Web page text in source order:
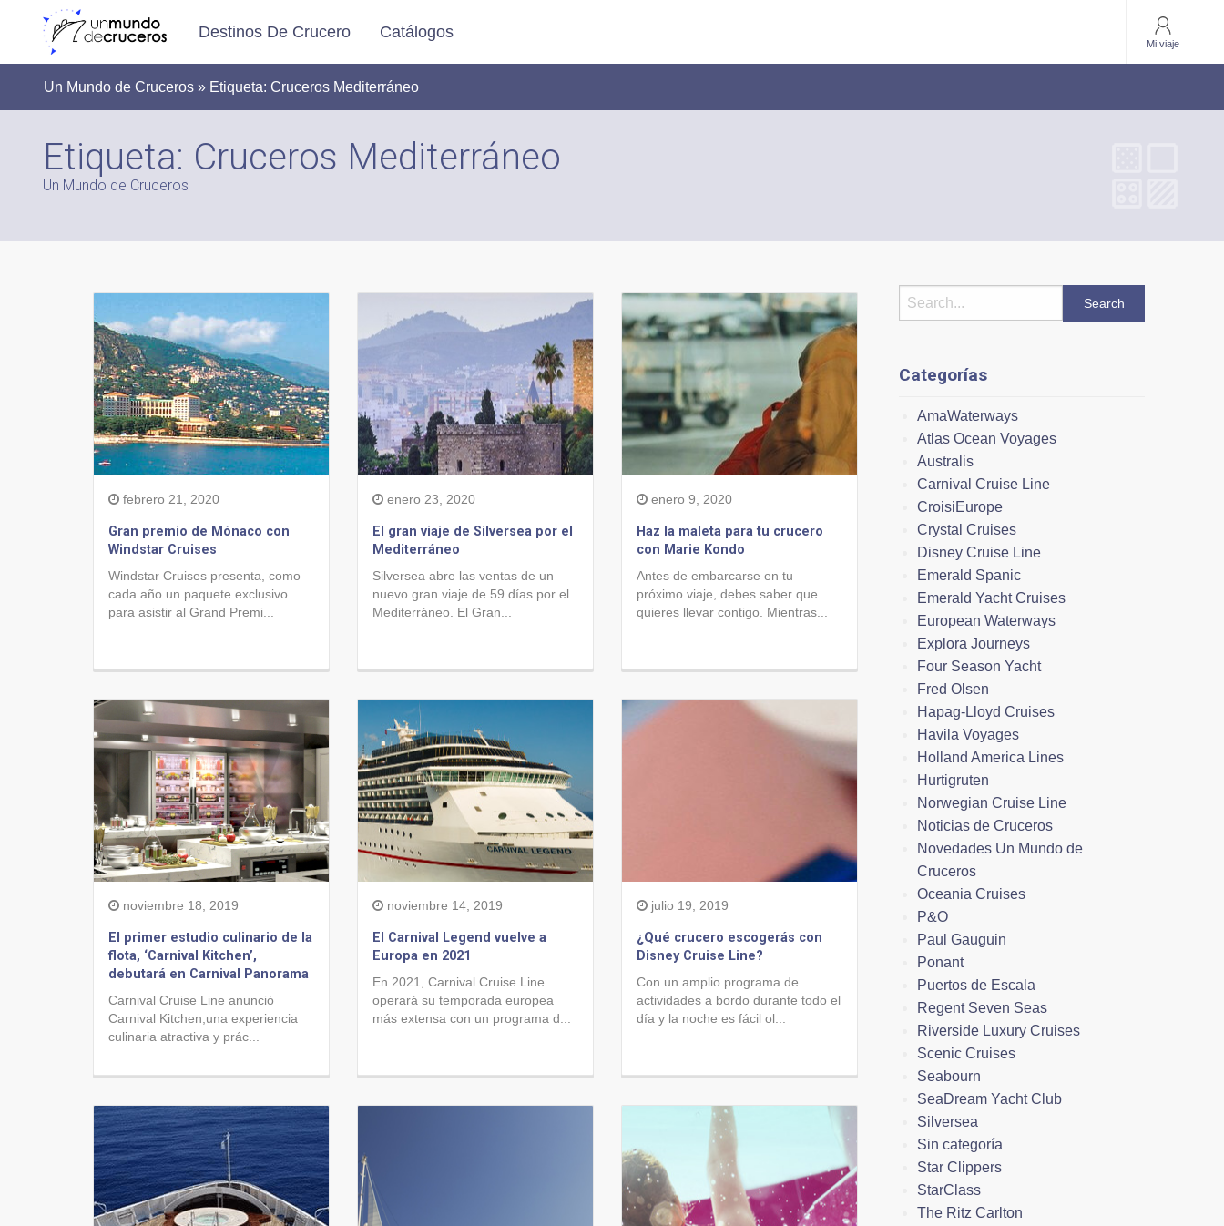
Destinos De Crucero Catálogos
Mi viaje
Un Mundo de Cruceros » Etiqueta: Cruceros Mediterráneo
Etiqueta: Cruceros Mediterráneo
Un Mundo de Cruceros
febrero 21, 2020
Gran premio de Mónaco con
Windstar Cruises
Windstar Cruises presenta, como
cada año un paquete exclusivo
para asistir al Grand Premi...
enero 23, 2020
El gran viaje de Silversea por el
Mediterráneo
Silversea abre las ventas de un
nuevo gran viaje de 59 días por el
Mediterráneo. El Gran...
enero 9, 2020
Haz la maleta para tu crucero
con Marie Kondo
Antes de embarcarse en tu
próximo viaje, debes saber que
quieres llevar contigo. Mientras...
noviembre 18, 2019
El primer estudio culinario de la
flota, ‘Carnival Kitchen’,
debutará en Carnival Panorama
Carnival Cruise Line anunció
Carnival Kitchen;una experiencia
culinaria atractiva y prác...
noviembre 14, 2019
El Carnival Legend vuelve a
Europa en 2021
En 2021, Carnival Cruise Line
operará su temporada europea
más extensa con un programa d...
julio 19, 2019
¿Qué crucero escogerás con
Disney Cruise Line?
Con un amplio programa de
actividades a bordo durante todo el
día y la noche es fácil ol...
Categorías
AmaWaterways
Atlas Ocean Voyages
Australis
Carnival Cruise Line
CroisiEurope
Crystal Cruises
Disney Cruise Line
Emerald Spanic
Emerald Yacht Cruises
European Waterways
Explora Journeys
Four Season Yacht
Fred Olsen
Hapag-Lloyd Cruises
Havila Voyages
Holland America Lines
Hurtigruten
Norwegian Cruise Line
Noticias de Cruceros
Novedades Un Mundo de
Cruceros
Oceania Cruises
P&O
Paul Gauguin
Ponant
Puertos de Escala
Regent Seven Seas
Riverside Luxury Cruises
Scenic Cruises
Seabourn
SeaDream Yacht Club
Silversea
Sin categoría
Star Clippers
StarClass
The Ritz Carlton